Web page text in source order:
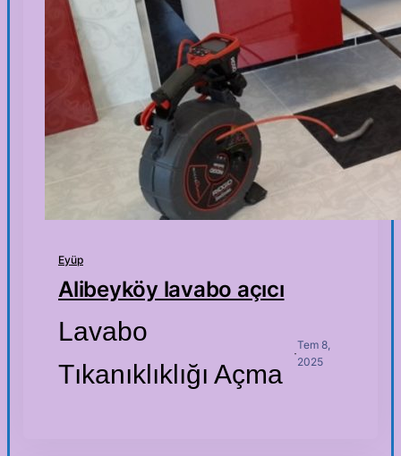
Eyüp
Alibeyköy lavabo açıcı
Lavabo
Tıkanıklıklığı Açma
·
Tem 8,
2025